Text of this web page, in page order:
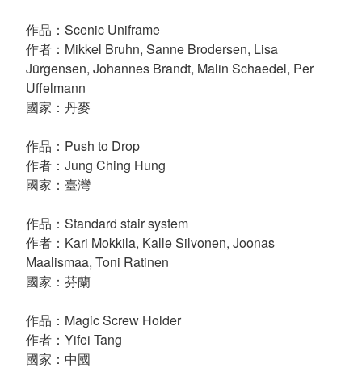
作品：Scenic Uniframe
作者：Mikkel Bruhn, Sanne Brodersen, Lisa
Jürgensen, Johannes Brandt, Malin Schaedel, Per
Uffelmann
國家：丹麥
作品：Push to Drop
作者：Jung Ching Hung
國家：臺灣
作品：Standard stair system
作者：Kari Mokkila, Kalle Silvonen, Joonas
Maalismaa, Toni Ratinen
國家：芬蘭
作品：Magic Screw Holder
作者：Yifei Tang
國家：中國